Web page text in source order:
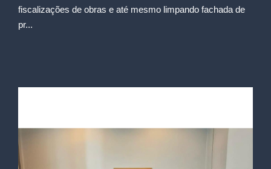
fiscalizações de obras e até mesmo limpando fachada de
pr...